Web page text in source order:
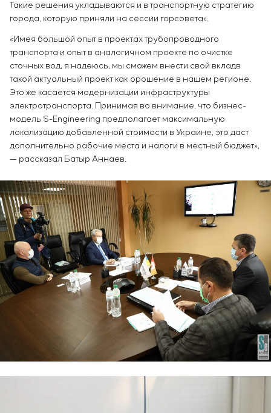
Такие решения укладываются и в транспортную стратегию
города, которую приняли на сессии горсовета».
«Имея большой опыт в проектах трубопроводного
транспорта и опыт в аналогичном проекте по очистке
сточных вод, я надеюсь, мы сможем внести свой вкладв
такой актуальный проект как орошение в нашем регионе.
Это же касается модернизации инфраструктуры
электротранспорта. Принимая во внимание, что бизнес-
модель S-Engineering предполагает максимальную
локализацию добавленной стоимости в Украине, это даст
дополнительно рабочие места и налоги в местный бюджет»,
— рассказал Батыр Аннаев.